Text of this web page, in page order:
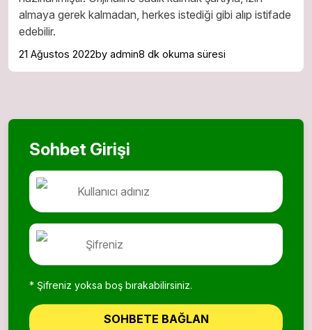
almaya gerek kalmadan, herkes istediği gibi alıp istifade
edebilir.
21 Ağustos 2022by admin8 dk okuma süresi
Sohbet Girişi
* Şifreniz yoksa boş bırakabilirsiniz.
SOHBETE BAĞLAN